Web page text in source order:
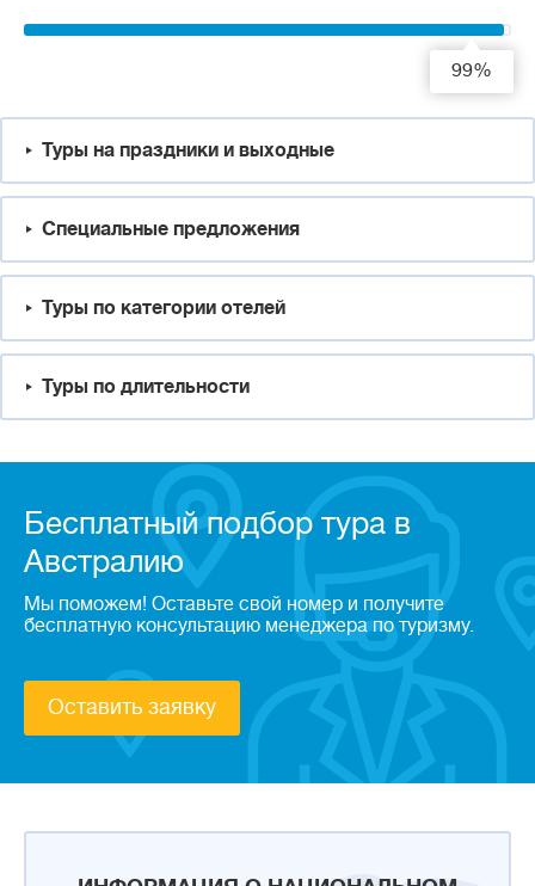
99%
Туры на праздники и выходные
Специальные предложения
Туры по категории отелей
Туры по длительности
Бесплатный подбор тура в
Австралию
Мы поможем! Оставьте свой номер и получите
бесплатную консультацию менеджера по туризму.
Оставить заявку